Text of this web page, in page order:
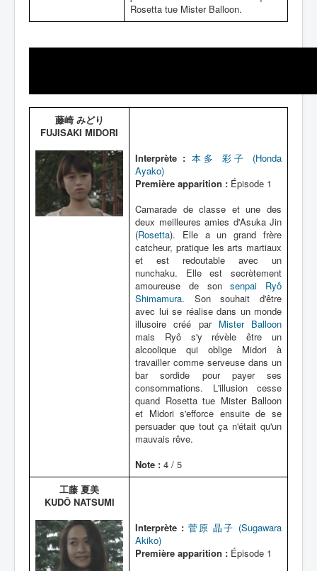
Rosetta tue Mister Balloon.
藤崎 みどり
FUJISAKI MIDORI
Interprète : 本多 彩子 (Honda
Ayako)
Première apparition : Épisode 1
Camarade de classe et une des
deux meilleures amies d'Asuka Jin
(Rosetta). Elle a un grand frère
catcheur, pratique les arts martiaux
et est redoutable avec un
nunchaku. Elle est secrètement
amoureuse de sonsenpai
Ryô
Shimamura. Son souhait d'être
avec lui se réalise dans un monde
illusoire créé par Mister Balloon
mais Ryô s'y révèle être un
alcoolique qui oblige Midori à
travailler comme serveuse dans un
bar sordide pour payer ses
consommations. L'illusion cesse
quand Rosetta tue Mister Balloon
et Midori s'efforce ensuite de se
persuader que tout ça n'était qu'un
mauvais rêve.
Note : 4 / 5
工藤 夏美
KUDÔ NATSUMI
Interprète : 菅原 晶子 (Sugawara
Akiko)
Première apparition : Épisode 1